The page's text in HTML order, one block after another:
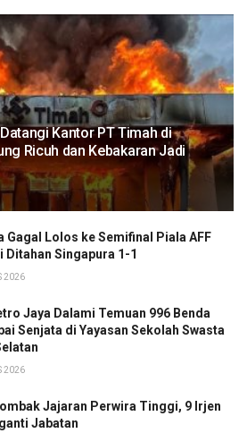
Kantor PT Timah di
Ricuh dan Kebakaran Jadi
Gagal Lolos ke Semifinal Piala AFF
Ditahan Singapura 1-1
2026
Jaya Dalami Temuan 996 Benda
Senjata di Yayasan Sekolah Swasta
2026
Jajaran Perwira Tinggi, 9 Irjen
Jabatan